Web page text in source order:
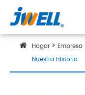
Hogar Empresa
Nuestra historia